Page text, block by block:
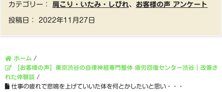
カテゴリー： 肩こり・いたみ・しびれ、 お客様の声 アンケート
投稿日： 2022年11月27日
ホーム /
【お客様の声】東京渋谷の自律神経専門整体 疲労回復センター渋谷｜改善さ
れた体験談 /
仕事の疲れで悲鳴を上げていいた体を何とかしたいと思い・・・